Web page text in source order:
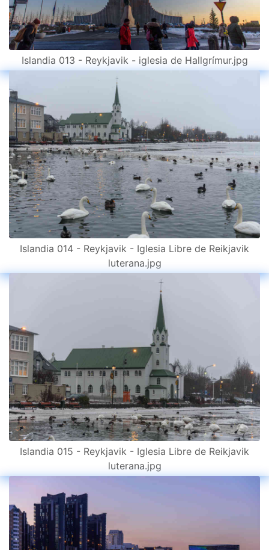
Islandia 013 - Reykjavik - iglesia de Hallgrímur.jpg
Islandia 014 - Reykjavik - Iglesia Libre de Reikjavik
luterana.jpg
Islandia 015 - Reykjavik - Iglesia Libre de Reikjavik
luterana.jpg